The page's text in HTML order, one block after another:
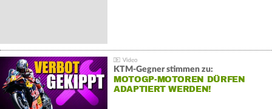
KTM-Gegner stimmen zu:
MOTOGP-MOTOREN DÜRFEN
ADAPTIERT WERDEN!